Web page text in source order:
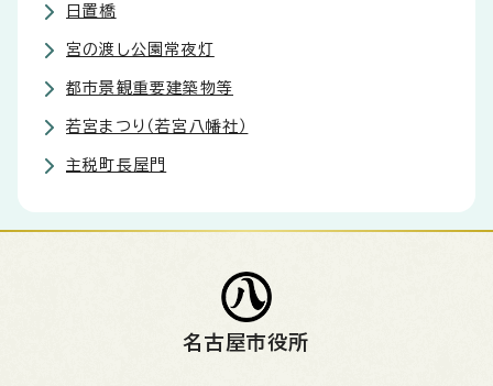
日置橋
宮の渡し公園常夜灯
都市景観重要建築物等
若宮まつり（若宮八幡社）
主税町長屋門
名古屋市役所